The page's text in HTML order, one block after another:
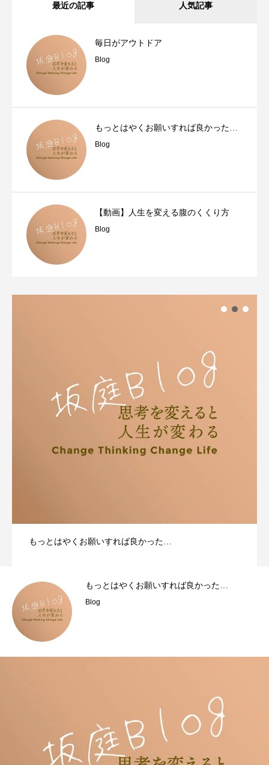
最近の記事 人気記事
毎日がアウトドア
Blog
もっとはやくお願いすれば良かった…
Blog
【動画】人生を変える腹のくくり方
Blog
もっとはやくお願いすれば良かった…
もっとはやくお願いすれば良かった…
Blog